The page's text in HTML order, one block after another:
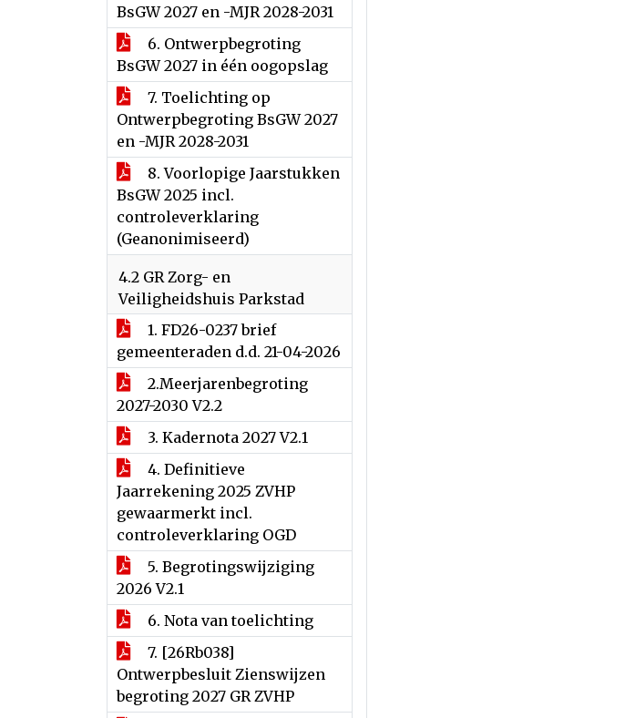
BsGW 2027 en -MJR 2028-2031
6. Ontwerpbegroting
BsGW 2027 in één oogopslag
7. Toelichting op
Ontwerpbegroting BsGW 2027
en -MJR 2028-2031
8. Voorlopige Jaarstukken
BsGW 2025 incl.
controleverklaring
(Geanonimiseerd)
4.2 GR Zorg- en
Veiligheidshuis Parkstad
1. FD26-0237 brief
gemeenteraden d.d. 21-04-2026
2.Meerjarenbegroting
2027-2030 V2.2
3. Kadernota 2027 V2.1
4. Definitieve
Jaarrekening 2025 ZVHP
gewaarmerkt incl.
controleverklaring OGD
5. Begrotingswijziging
2026 V2.1
6. Nota van toelichting
7. [26Rb038]
Ontwerpbesluit Zienswijzen
begroting 2027 GR ZVHP